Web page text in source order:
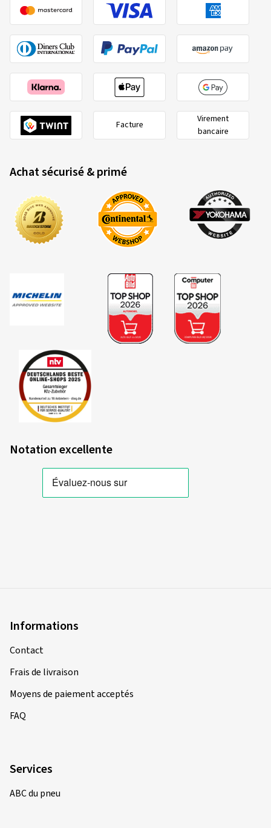
Facture
Virement
bancaire
Achat sécurisé & primé
Notation excellente
Informations
Contact
Frais de livraison
Moyens de paiement acceptés
FAQ
Services
ABC du pneu